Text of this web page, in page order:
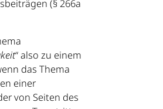
(§ 266a
“ also zu einem
das Thema
einer
von Seiten des